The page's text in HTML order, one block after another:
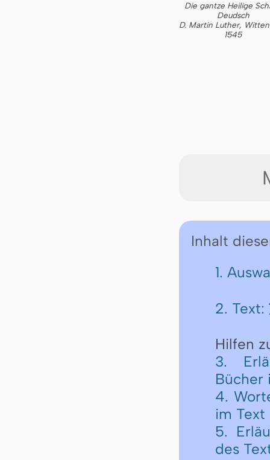
Die gantze Heilige
Deudsch
D. Martin Luther,
1545
Inhalt
1.
2. Text:
Hilfen
3.
Bücher
4.
im Text
5.
des